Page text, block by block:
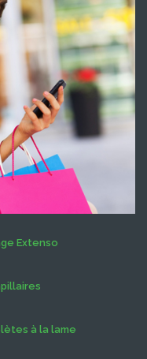
Extenso
à la lame